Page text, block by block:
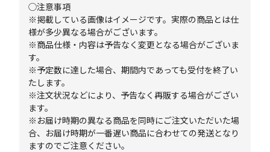
◯注意事項
※掲載している画像はイメージです。実際の商品とは仕
様が多少異なる場合がございます。
※商品仕様・内容は予告なく変更となる場合がございま
す。
※予定数に達した場合、期間内であっても受付を終了い
たします。
※注文状況などにより、予告なく再販する場合がござい
ます。
※お届け時期の異なる商品を同時にご注文いただいた場
合、お届け時期が一番遅い商品に合わせての発送となり
ますのでご注意ください。